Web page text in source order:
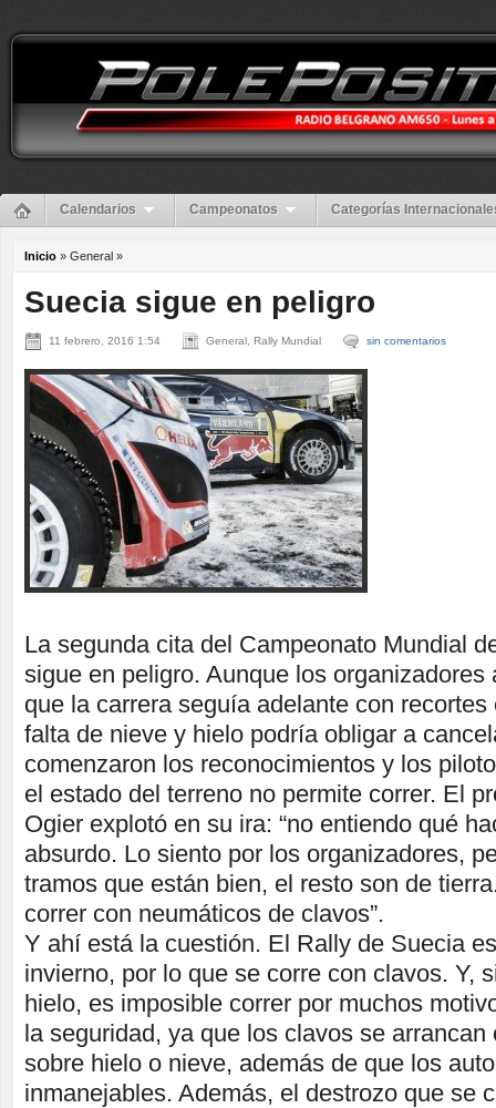
Calendarios Campeonatos Categorías
Inicio » General »
Suecia sigue en peligro
11 febrero, 2016 1:54 General, Rally Mundial sin comentarios
La segunda cita del Campeonato Mundial
sigue en peligro. Aunque los organizadores
que la carrera seguía adelante con
falta de nieve y hielo podría obligar a
comenzaron los reconocimientos y los
el estado del terreno no permite correr. El
Ogier explotó en su ira: “no entiendo qué
absurdo. Lo siento por los organizadores,
tramos que están bien, el resto son de
correr con neumáticos de clavos”.
Y ahí está la cuestión. El Rally de Suecia
invierno, por lo que se corre con clavos. Y,
hielo, es imposible correr por muchos
la seguridad, ya que los clavos se arrancan
sobre hielo o nieve, además de que los
inmanejables. Además, el destrozo que se